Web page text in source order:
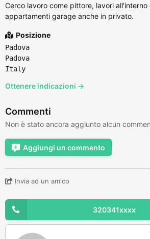
Cerco lavoro come pittore, lavori
appartamenti garage anche in privato.
Posizione
Padova
Padova
Italy
Ottenere indicazioni →
Commenti
Non è stato ancora aggiunto alcun
Aggiungi un commento
Invia ad un amico
320341xxxx